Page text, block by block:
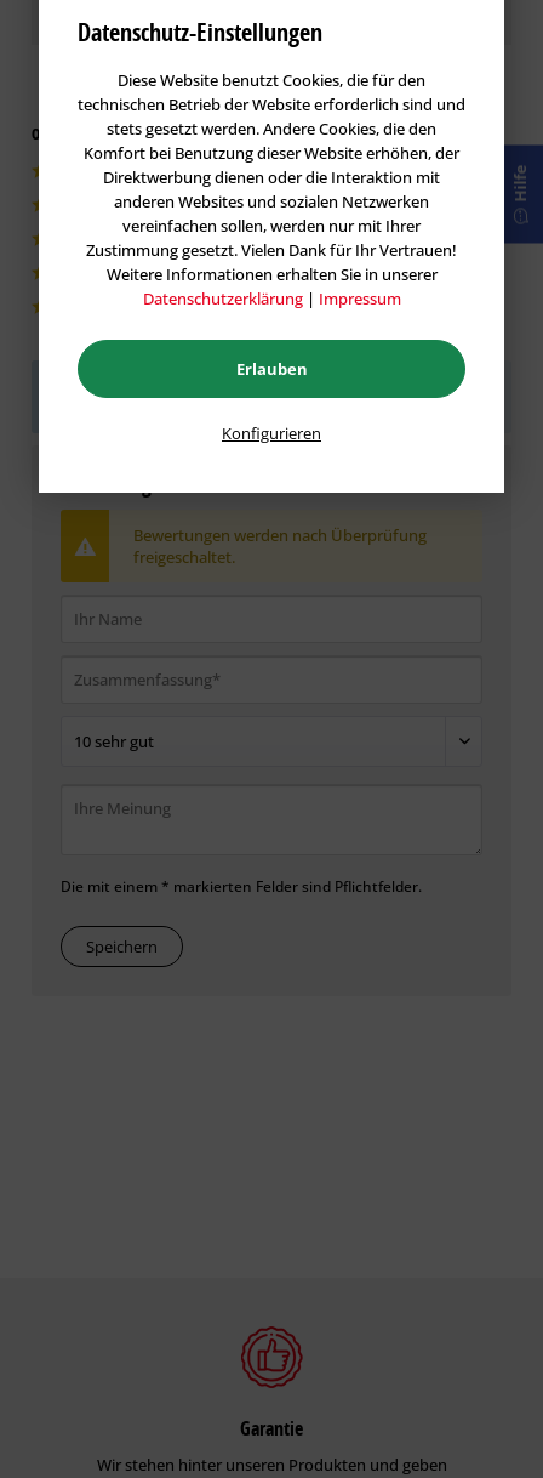
Kundenbewertungen / Erfahrungen
0 von 5 basieren auf 0 Bewertungen
0|0%
0|0%
0|0%
0|0%
0|0%
Helfen Sie der Community und geben
Bewertungen werden nach Überprüfung
freigeschaltet.
Die mit einem * markierten Felder sind Pflichtfelder.
Speichern
Garantie
Wir stehen hinter unseren Produkten und geben
Hilfe
Datenschutz-Einstellungen
Diese Website benutzt Cookies, die für den
technischen Betrieb der Website erforderlich sind und
stets gesetzt werden. Andere Cookies, die den
Komfort bei Benutzung dieser Website erhöhen, der
Direktwerbung dienen oder die Interaktion mit
anderen Websites und sozialen Netzwerken
vereinfachen sollen, werden nur mit Ihrer
Zustimmung gesetzt. Vielen Dank für Ihr Vertrauen!
Weitere Informationen erhalten Sie in unserer
Datenschutzerklärung| Impressum
Erlauben
Konfigurieren